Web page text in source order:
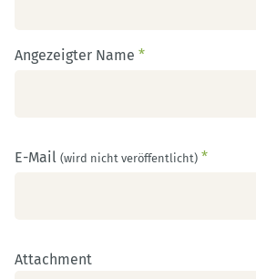
Angezeigter Name *
E-Mail (wird nicht veröffentlicht) *
Attachment